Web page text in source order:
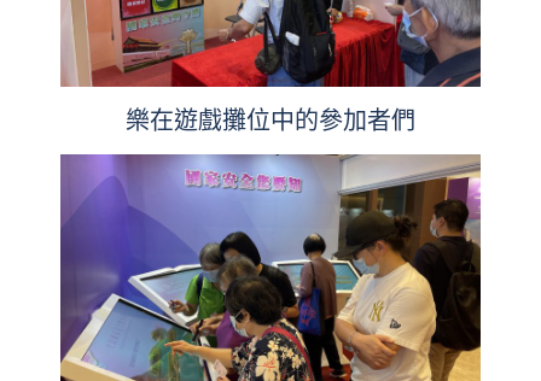
樂在遊戲攤位中的參加者們